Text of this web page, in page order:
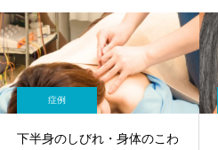
症例
下半身のしびれ・身体のこわ